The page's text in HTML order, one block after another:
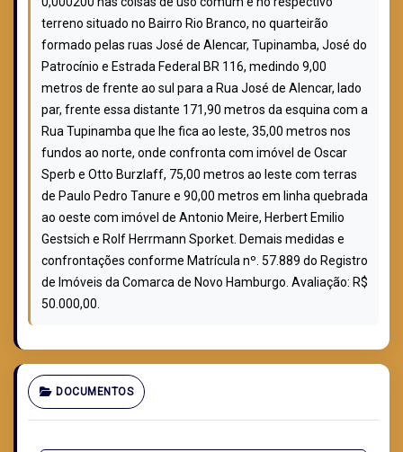
terreno situado no Bairro Rio Branco, no quarteirão
formado pelas ruas José de Alencar, Tupinamba, José do
Patrocínio e Estrada Federal BR 116, medindo 9,00
metros de frente ao sul para a Rua José de Alencar, lado
par, frente essa distante 171,90 metros da esquina com a
Rua Tupinamba que lhe fica ao leste, 35,00 metros nos
fundos ao norte, onde confronta com imóvel de Oscar
Sperb e Otto Burzlaff, 75,00 metros ao leste com terras
de Paulo Pedro Tanure e 90,00 metros em linha quebrada
ao oeste com imóvel de Antonio Meire, Herbert Emilio
Gestsich e Rolf Herrmann Sporket. Demais medidas e
confrontações conforme Matrícula nº. 57.889 do Registro
de Imóveis da Comarca de Novo Hamburgo. Avaliação: R$
50.000,00.
DOCUMENTOS